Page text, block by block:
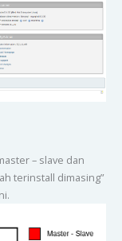
– slave dan
terinstall dimasing”